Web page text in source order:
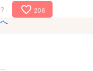
favorite_border 206